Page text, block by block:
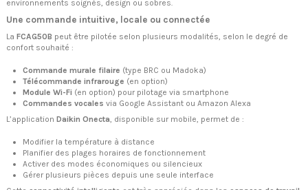
environnements soignés, design ou sobres.
Une commande intuitive, locale ou connectée
La FCAG50B peut être pilotée selon plusieurs modalités, selon le degré de
confort souhaité :
Commande murale filaire (type BRC ou Madoka)
Télécommande infrarouge (en option)
Module Wi-Fi (en option) pour pilotage via smartphone
Commandes vocales via Google Assistant ou Amazon Alexa
L’application Daikin Onecta, disponible sur mobile, permet de :
Modifier la température à distance
Planifier des plages horaires de fonctionnement
Activer des modes économiques ou silencieux
Gérer plusieurs pièces depuis une seule interface